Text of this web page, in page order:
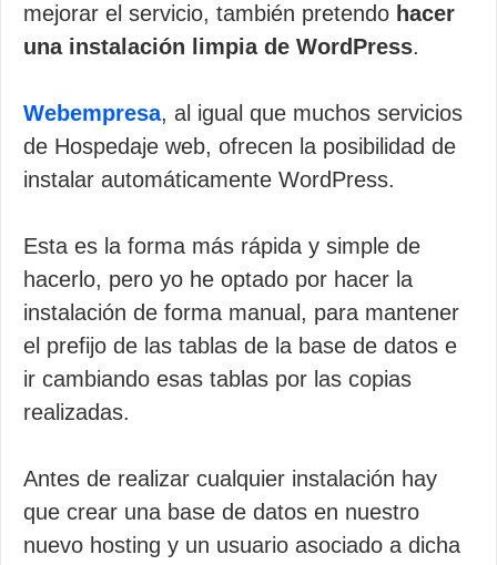
mejorar el servicio, también pretendo hacer
una instalación limpia de WordPress.
Webempresa, al igual que muchos servicios
de Hospedaje web, ofrecen la posibilidad de
instalar automáticamente WordPress.
Esta es la forma más rápida y simple de
hacerlo, pero yo he optado por hacer la
instalación de forma manual, para mantener
el prefijo de las tablas de la base de datos e
ir cambiando esas tablas por las copias
realizadas.
Antes de realizar cualquier instalación hay
que crear una base de datos en nuestro
nuevo hosting y un usuario asociado a dicha